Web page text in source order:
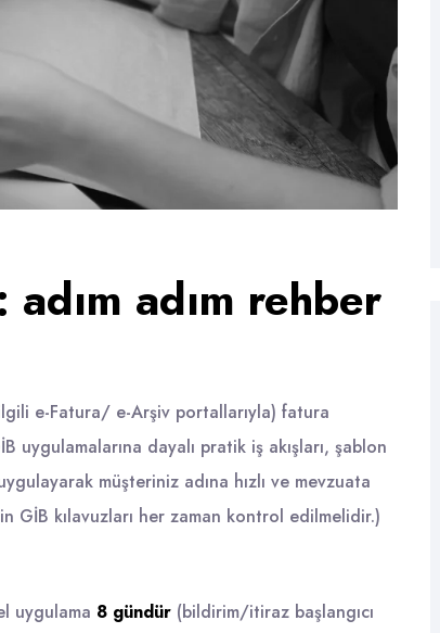
adım rehber
e-Fatura/ e-Arşiv portallarıyla) fatura
uygulamalarına dayalı pratik iş akışları, şablon
müşteriniz adına hızlı ve mevzuata
GİB kılavuzları her zaman kontrol edilmelidir.)
uygulama 8 gündür (bildirim/itiraz başlangıcı